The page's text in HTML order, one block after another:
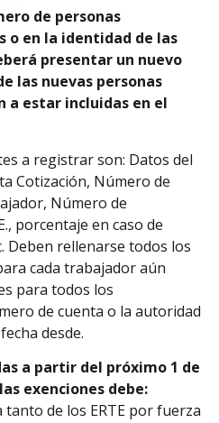
de personas
en la identidad de las
presentar un nuevo
las nuevas personas
a estar incluidas en el
a registrar son: Datos del
Cotización, Número de
Número de
porcentaje en caso de
Deben rellenarse todos los
cada trabajador aún
para todos los
de cuenta o la autoridad
desde.
a partir del próximo 1 de
exenciones debe:
de los ERTE por fuerza